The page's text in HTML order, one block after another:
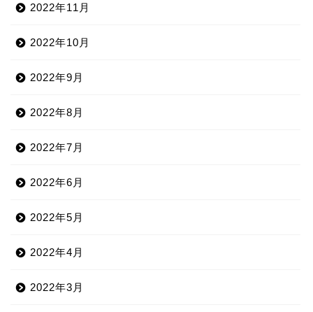
2022年11月
2022年10月
2022年9月
2022年8月
2022年7月
2022年6月
2022年5月
2022年4月
2022年3月